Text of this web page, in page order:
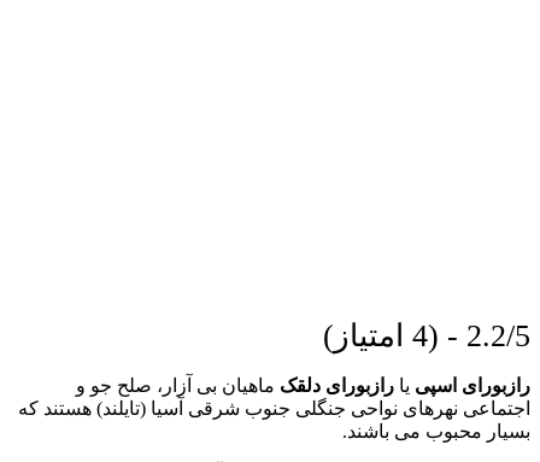
2.2/5 - (4 امتیاز)
رازبورای اسپی یا رازبورای دلقک ماهیان بی آزار، صلح جو و
اجتماعی نهرهای نواحی جنگلی جنوب شرقی آسیا (تایلند) هستند که
بسیار محبوب می باشند.